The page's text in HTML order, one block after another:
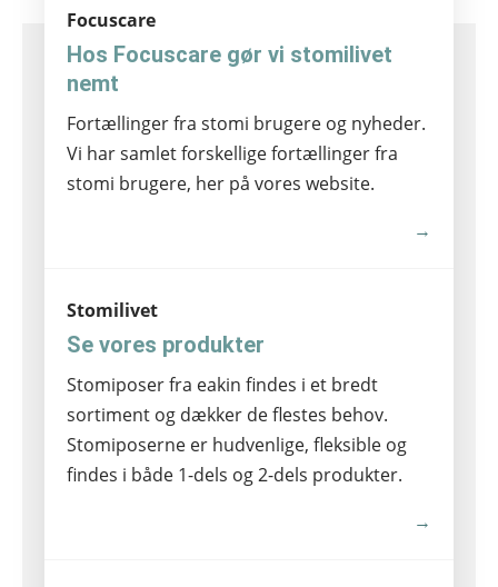
Focuscare
Hos Focuscare gør vi stomilivet
nemt
Fortællinger fra stomi brugere og nyheder.
Vi har samlet forskellige fortællinger fra
stomi brugere, her på vores website.
→
Stomilivet
Se vores produkter
Stomiposer fra eakin findes i et bredt
sortiment og dækker de flestes behov.
Stomiposerne er hudvenlige, fleksible og
findes i både 1-dels og 2-dels produkter.
→